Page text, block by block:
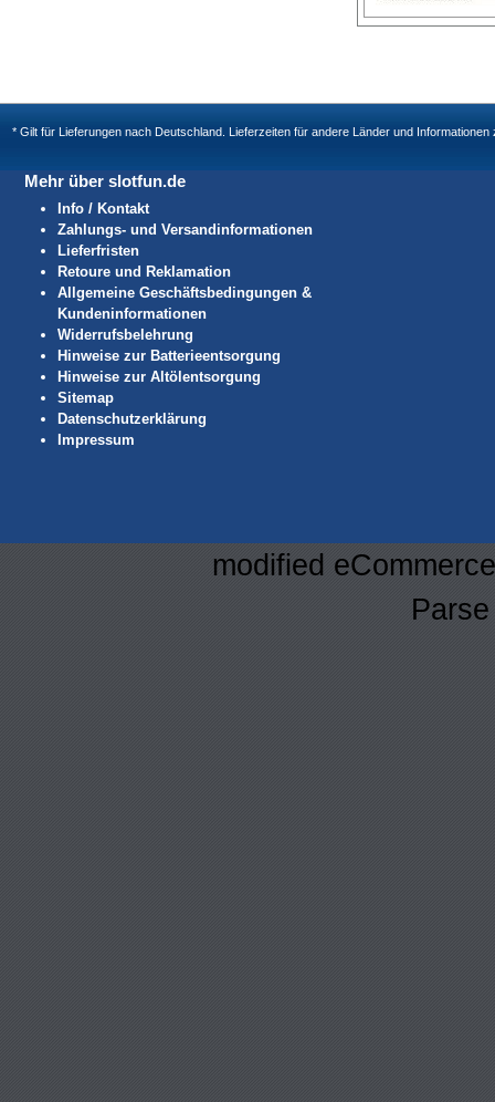
* Gilt für Lieferungen nach Deutschland. Lieferzeiten für andere Länder und
Mehr über slotfun.de
Info / Kontakt
Zahlungs- und Versandinformationen
Lieferfristen
Retoure und Reklamation
Allgemeine Geschäftsbedingungen &
Kundeninformationen
Widerrufsbelehrung
Hinweise zur Batterieentsorgung
Hinweise zur Altölentsorgung
Sitemap
Datenschutzerklärung
Impressum
modified